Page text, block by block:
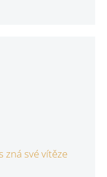
zná své vítěze